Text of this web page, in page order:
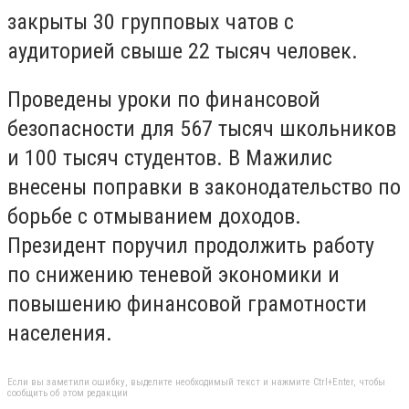
закрыты 30 групповых чатов с
аудиторией свыше 22 тысяч человек.
Проведены уроки по финансовой
безопасности для 567 тысяч школьников
и 100 тысяч студентов. В Мажилис
внесены поправки в законодательство по
борьбе с отмыванием доходов.
Президент поручил продолжить работу
по снижению теневой экономики и
повышению финансовой грамотности
населения.
Если вы заметили ошибку, выделите необходимый текст и нажмите Ctrl+Enter, чтобы
сообщить об этом редакции